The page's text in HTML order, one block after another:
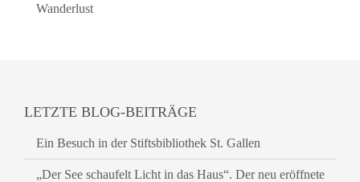
Wanderlust
LETZTE BLOG-BEITRÄGE
Ein Besuch in der Stiftsbibliothek St. Gallen
„Der See schaufelt Licht in das Haus“. Der neu eröffnete